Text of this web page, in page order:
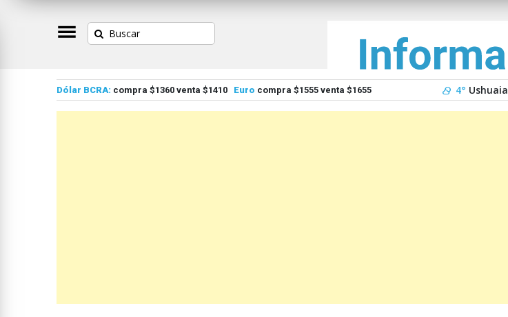
Dólar BCRA: compra $1360 venta $1410 Euro compra $1555 venta $1655 4° Ushuaia